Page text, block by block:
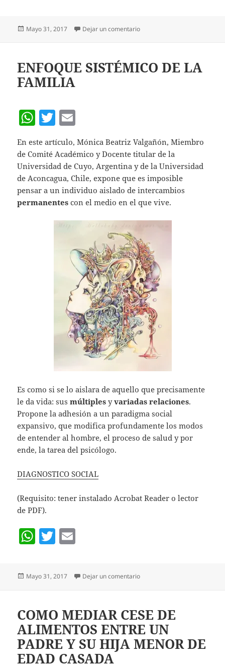
s
p
p
er l
Publicado
Mayo 31, 2017 Dejar un comentarioen VIOLENCIA DE GÉNERO
ENFOQUE SISTÉMICO DE LA
FAMILIA
W
at
s
A
p
T
w
itt
er
m
ai
l
En este artículo, Mónica Beatriz Valgañón, Miembro
de Comité Académico y Docente titular de la
Universidad de Cuyo, Argentina y de la Universidad
de Aconcagua, Chile, expone que es imposible
pensar a un individuo aislado de intercambios
permanentescon el medio en el que vive.
Es como si se lo aislara de aquello que precisamente
le da vida: susmúltiplesyvariadas relaciones.
Propone la adhesión a un paradigma social
expansivo, que modifica profundamente los modos
de entender al hombre, el proceso de salud y por
ende, la tarea del psicólogo.
DIAGNOSTICO SOCIAL
(Requisito: tener instalado Acrobat Reader o lector
de PDF).
W
at
s
p
p
T
itt
er
ai
l
Publicado
Mayo 31, 2017 Dejar un comentarioen ENFOQUE SISTÉMICO DE
COMO MEDIAR CESE DE
ALIMENTOS ENTRE UN
PADRE Y SU HIJA MENOR DE
EDAD CASADA